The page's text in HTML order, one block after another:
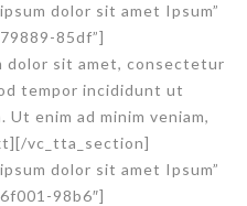
dolor sit amet Ipsum”
85df”]
dolor sit amet, consectetur
tempor incididunt ut
Ut enim ad minim veniam,
vc_tta_section]
dolor sit amet Ipsum”
98b6″]